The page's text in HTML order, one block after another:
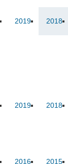
2019 2018
2019 2018
2016 2015